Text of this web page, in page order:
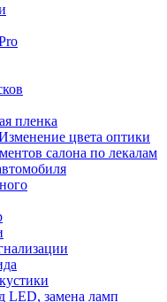
пленка
цвета оптики
салона по лекалам
LED, замена ламп